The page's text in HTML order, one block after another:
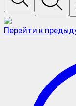
Перейти к